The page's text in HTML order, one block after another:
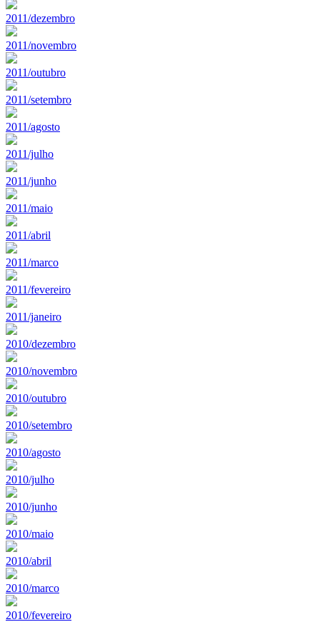
2011/dezembro
2011/novembro
2011/outubro
2011/setembro
2011/agosto
2011/julho
2011/junho
2011/maio
2011/abril
2011/marco
2011/fevereiro
2011/janeiro
2010/dezembro
2010/novembro
2010/outubro
2010/setembro
2010/agosto
2010/julho
2010/junho
2010/maio
2010/abril
2010/marco
2010/fevereiro